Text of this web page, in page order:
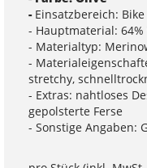
- Einsatzbereich: Bike
- Hauptmaterial: 64%
- Materialtyp:
-
stretchy,
- Extras: nahtloses
gepolsterte Ferse
- Sonstige Angaben: